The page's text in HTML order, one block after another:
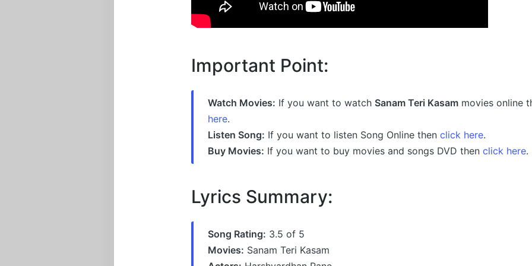
Important Point:
Watch Movies: If you want to watch Sanam Teri Kasam movies online
here.
Listen Song: If you want to listen Song Online then click here.
Buy Movies: If you want to buy movies and songs DVD then click here.
Lyrics Summary:
Song Rating: 3.5 of 5
Movies: Sanam Teri Kasam